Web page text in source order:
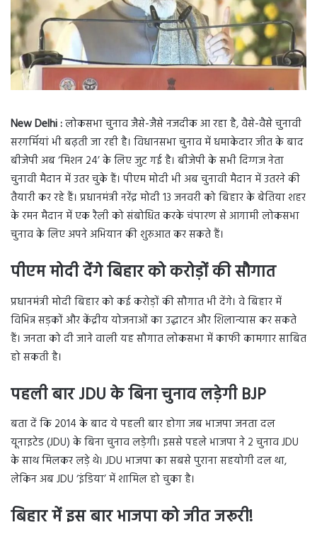
New Delhi :लोकसभा चुनाव जैसे-जैसे नजदीक आ रहा है, वैसे-वैसे चुनावी
सरगर्मियां भी बढ़ती जा रही है। विधानसभा चुनाव में धमाकेदार जीत के बाद
बीजेपी अब ‘मिशन 24’ के लिए जुट गई है। बीजेपी के सभी दिग्गज नेता
चुनावी मैदान में उतर चुके हैं। पीएम मोदी भी अब चुनावी मैदान में उतरने की
तैयारी कर रहे हैं। प्रधानमंत्री नरेंद्र मोदी 13 जनवरी को बिहार के बेतिया शहर
के रमन मैदान में एक रैली को संबोधित करके चंपारण से आगामी लोकसभा
चुनाव के लिए अपने अभियान की शुरुआत कर सकते हैं।
पीएम मोदी देंगे बिहार को करोड़ों की सौगात
प्रधानमंत्री मोदी बिहार को कई करोड़ों की सौगात भी देंगे। वे बिहार में
विभिन्न सड़कों और केंद्रीय योजनाओं का उद्धाटन और शिलान्यास कर सकते
हैं। जनता को दी जाने वाली यह सौगात लोकसभा में काफी कामगार साबित
हो सकती है।
पहली बार JDU के बिना चुनाव लड़ेगी BJP
बता दें कि 2014 के बाद ये पहली बार होगा जब भाजपा जनता दल
यूनाइटेड (JDU) के बिना चुनाव लड़ेगी। इससे पहले भाजपा ने 2 चुनाव JDU
के साथ मिलकर लड़े थे। JDU भाजपा का सबसे पुराना सहयोगी दल था,
लेकिन अब JDU ‘इंडिया’ में शामिल हो चुका है।
बिहार में इस बार भाजपा को जीत जरूरी!